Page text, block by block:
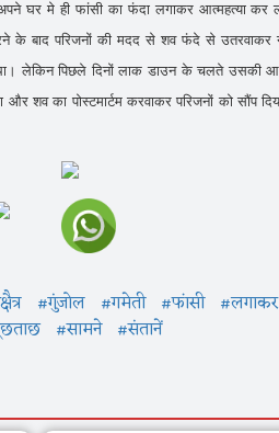
अपने घर मे ही फांसी का फंदा लगाकर आत्महत्या
बाद परिजनों की मदद से शव फंदे से उतरवाकर
पिछले दिनों लाक डाउन के चलते उसकी
शव का पोस्टमार्टम करवाकर परिजनों को सौंप
#गुंजोल #गमेती #फांसी #लगाकर
#सामने #संतानें